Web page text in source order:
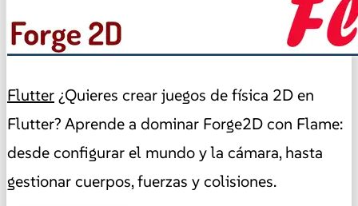
Flutter¿Quieres crear juegos de física 2D en
Flutter? Aprende a dominar Forge2D con Flame:
desde configurar el mundo y la cámara, hasta
gestionar cuerpos, fuerzas y colisiones.